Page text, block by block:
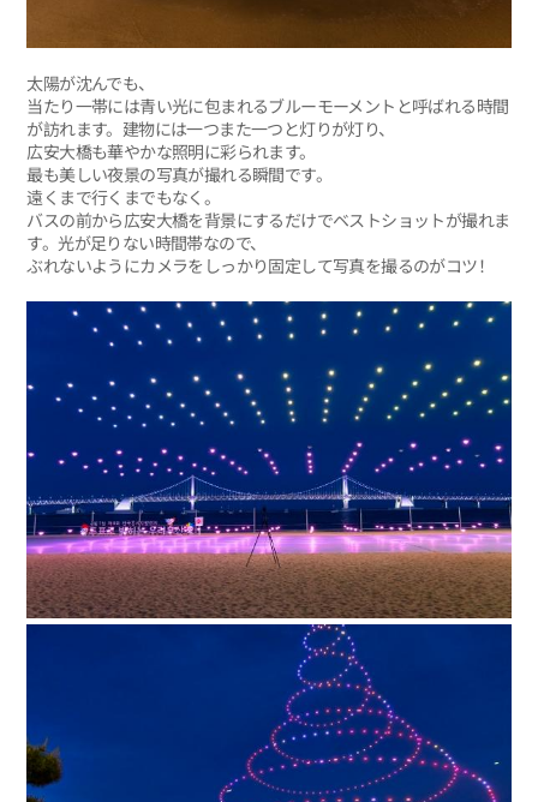
太陽が沈んでも、
当たり一帯には青い光に包まれるブルーモーメントと呼ばれる時間
が訪れます。建物には一つまた一つと灯りが灯り、
広安大橋も華やかな照明に彩られます。
最も美しい夜景の写真が撮れる瞬間です。
遠くまで行くまでもなく。
バスの前から広安大橋を背景にするだけでベストショットが撮れま
す。光が足りない時間帯なので、
ぶれないようにカメラをしっかり固定して写真を撮るのがコツ！